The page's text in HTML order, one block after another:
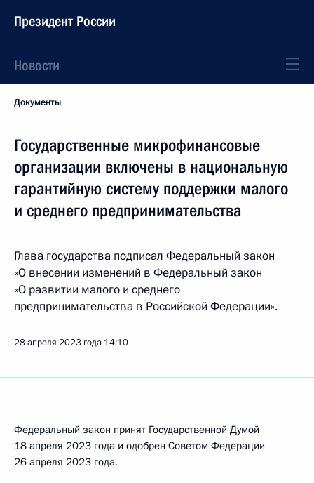
Президент России
Новости
Документы
Государственные микрофинансовые
организации включены в национальную
гарантийную систему поддержки малого
и среднего предпринимательства
Глава государства подписал Федеральный закон
«О внесении изменений в Федеральный закон
«О развитии малого и среднего
предпринимательства в Российской Федерации».
28 апреля 2023 года 14:10
Федеральный закон принят Государственной Думой
18 апреля 2023 года и одобрен Советом Федерации
26 апреля 2023 года.